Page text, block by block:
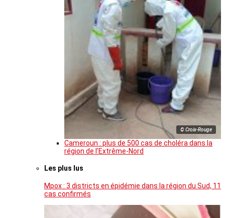
© Croix-Rouge
Cameroun : plus de 500 cas de choléra dans la
région de l’Extrême-Nord
Les plus lus
Mpox : 3 districts en épidémie dans la région du Sud, 11
cas confirmés